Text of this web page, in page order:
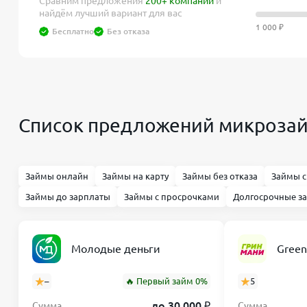
найдём лучший вариант для вас
Бесплатно Без отказа 1 000 ₽
Список предложений
Займы онлайн Займы на карту Займы без отказа Займы
Займы до зарплаты Займы с просрочками Долгосрочные
Молодые деньги
– 🔥 Первый займ 0% 5